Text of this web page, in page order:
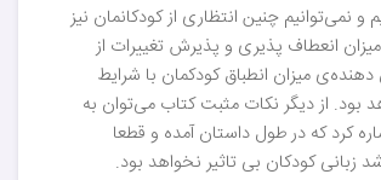
و نمی‌توانیم چنین انتظاری از کودکانمان نیز
انعطاف پذیری و پذیرش تغییرات از
میزان انطباق کودکمان با شرایط
بود. از دیگر نکات مثبت کتاب می‌توان به
کرد که در طول داستان آمده و قطعا
زبانی کودکان بی تاثیر نخواهد بود.